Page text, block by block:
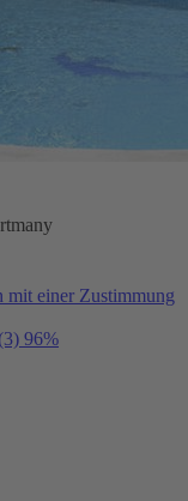
mit einer Zustimmung
(3) 96%